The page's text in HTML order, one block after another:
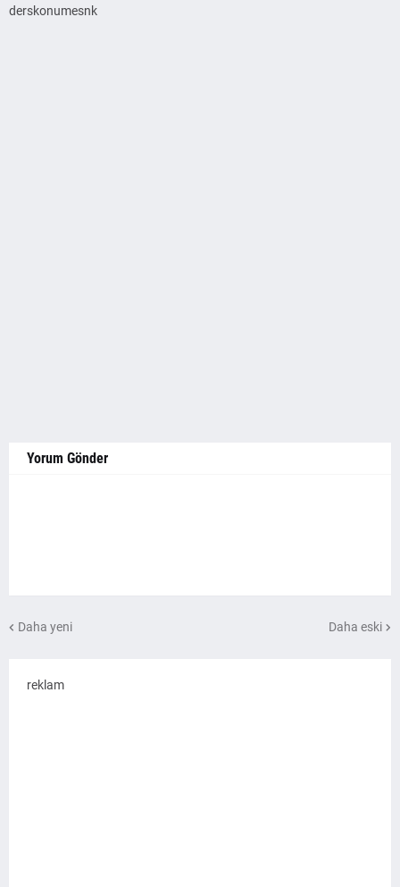
derskonumesnk
Yorum Gönder
Daha yeni Daha eski
reklam